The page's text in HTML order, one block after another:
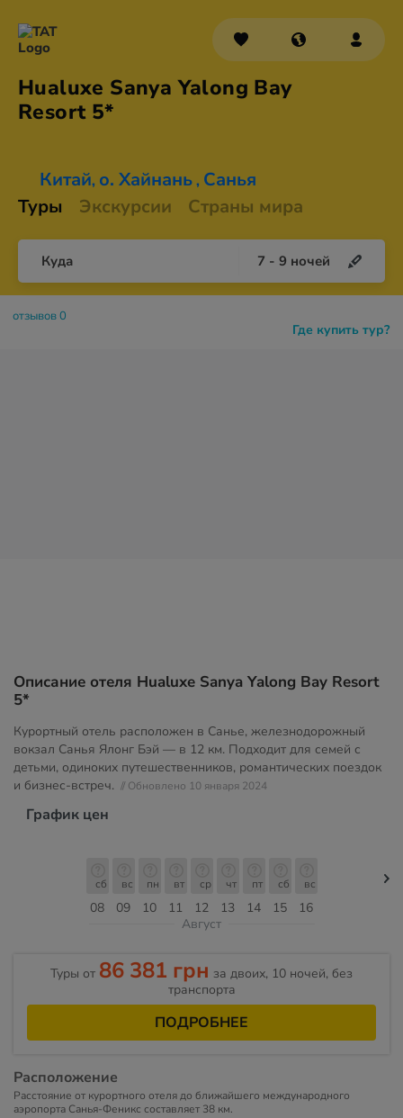
Hualuxe Sanya Yalong Bay
Resort 5*
Китай, о. Хайнань , Санья
Туры
Экскурсии Страны мира
Куда 7 - 9 ночей
Где купить тур?
отзывов 0
Описание отеля Hualuxe Sanya Yalong Bay Resort
5*
Курортный отель расположен в Санье, железнодорожный
вокзал Санья Ялонг Бэй — в 12 км. Подходит для семей с
детьми, одиноких путешественников, романтических поездок
и бизнес-встреч. // Обновлено 10 января 2024
График цен
08
сб
09
вс
10
пн
11
вт
12
ср
13
чт
14
пт
15
сб
16
вс
Август
Туры от 86 381 грн за двоих, 10 ночей, без
транспорта
ПОДРОБНЕЕ
Расположение
Расстояние от курортного отеля до ближайшего международного
аэропорта Санья-Феникс составляет 38 км.